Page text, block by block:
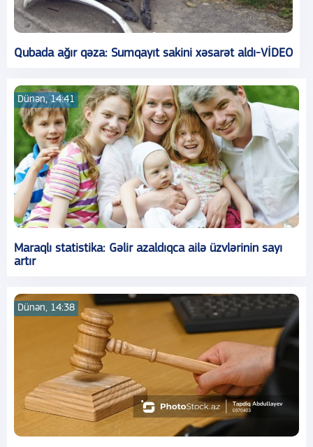
Qubada ağır qəza: Sumqayıt sakini xəsarət aldı-VİDEO
Dünən, 14:41
Maraqlı statistika: Gəlir azaldıqca ailə üzvlərinin sayı
artır
Dünən, 14:38